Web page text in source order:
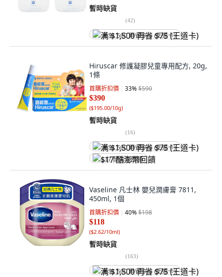
暫時缺貨
(42)
满 $1,500 再省 $75 (王道卡)
Hiruscar 修護凝膠兒童專用配方, 20g,
1條
首購折扣價 33%$590
$390
($195.00/10g)
暫時缺貨
(16)
满 $1,500 再省 $75 (王道卡)
$17 酷澎幣回饋
Vaseline 凡士林 嬰兒潤膚膏 7811,
450ml, 1個
首購折扣價 40%$198
$118
($2.62/10ml)
暫時缺貨
(163)
满 $1,500 再省 $75 (王道卡)